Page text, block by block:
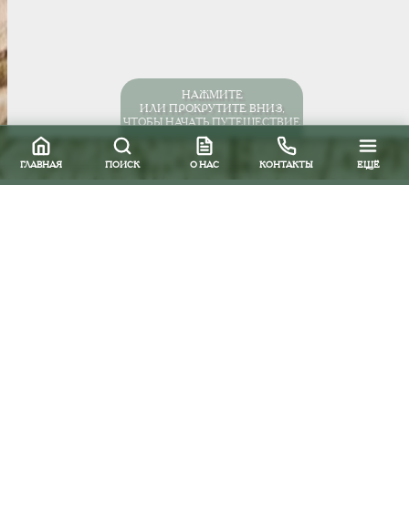
НАЖМИТЕ
ИЛИ ПРОКРУТИТЕ ВНИЗ,
ЧТОБЫ НАЧАТЬ ПУТЕШЕСТВИЕ
ГЛАВНАЯ ПОИСК О НАС КОНТАКТЫ ЕЩЁ